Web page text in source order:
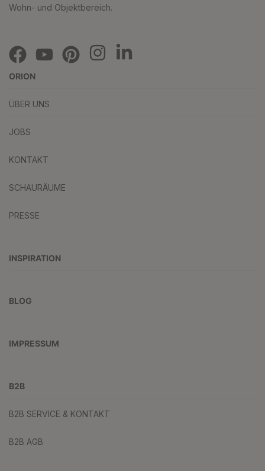
Wohn- und Objektbereich.
ORION
ÜBER UNS
JOBS
KONTAKT
SCHAURÄUME
PRESSE
INSPIRATION
BLOG
IMPRESSUM
B2B
B2B SERVICE & KONTAKT
B2B AGB